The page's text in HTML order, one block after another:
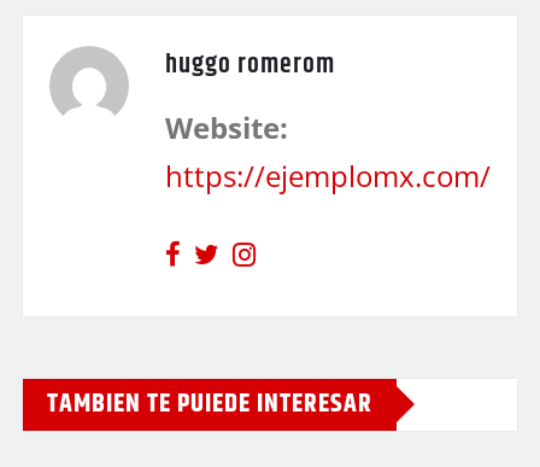
huggo romerom
Website:
https://ejemplomx.com/
TAMBIEN TE PUIEDE INTERESAR